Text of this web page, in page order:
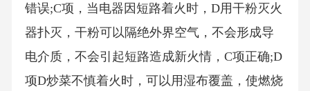
错误;C项，当电器因短路着火时，D用干粉灭火
器扑灭，干粉可以隔绝外界空气，不会形成导
电介质，不会引起短路造成新火情，C项正确;D
项D炒菜不慎着火时，可以用湿布覆盖，使燃烧